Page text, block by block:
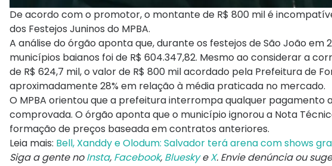
De acordo com o promotor, o montante de R$ 800 mil é
dos Festejos Juninos do MPBA.
A análise do órgão aponta que, durante os festejos de São João em
municípios baianos foi de R$ 604.347,82. Mesmo ao considerar a
de R$ 624,7 mil, o valor de R$ 800 mil acordado pela Prefeitura de
aproximadamente 28% em relação à média praticada no mercado.
O MPBA orientou que a prefeitura interrompa qualquer
comprovada. O órgão aponta que o município ignorou a Nota
formação de preços baseada em contratos anteriores.
Leia mais: Bell, Xanddy e Olodum: Salvador terá arena com shows
Siga a gente noInsta, Facebook, BlueskyeX. Envie denúncia ou